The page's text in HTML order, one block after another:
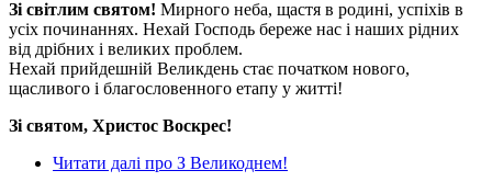
Зі світлим святом! Мирного неба, щастя в родині, успіхів в
усіх починаннях. Нехай Господь береже нас і наших рідних
від дрібних і великих проблем.
Нехай прийдешній Великдень стає початком нового,
щасливого і благословенного етапу у житті!
Зі святом, Христос Воскрес!
Читати далі про З Великоднем!